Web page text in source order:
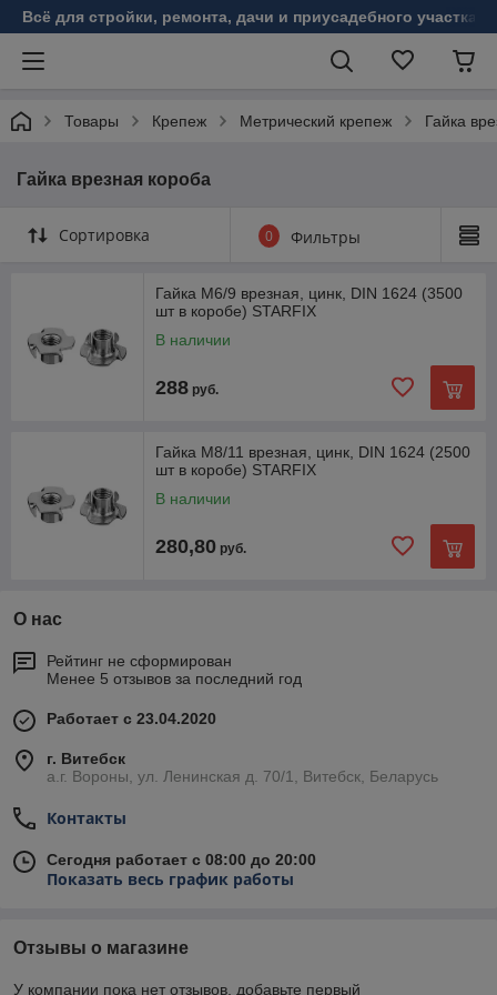
Всё для стройки, ремонта, дачи и приусадебного участка!
Товары Крепеж Метрический крепеж Гайка
Гайка врезная короба
Сортировка 0 Фильтры
Гайка М6/9 врезная, цинк, DIN 1624 (3500
шт в коробе) STARFIX
В наличии
288 руб.
Гайка М8/11 врезная, цинк, DIN 1624 (2500
шт в коробе) STARFIX
В наличии
280,80 руб.
О нас
Рейтинг не сформирован
Менее 5 отзывов за последний год
Работает с 23.04.2020
г. Витебск
а.г. Вороны, ул. Ленинская д. 70/1, Витебск, Беларусь
Контакты
Сегодня работает с 08:00 до 20:00
Показать весь график работы
Отзывы о магазине
У компании пока нет отзывов, добавьте первый